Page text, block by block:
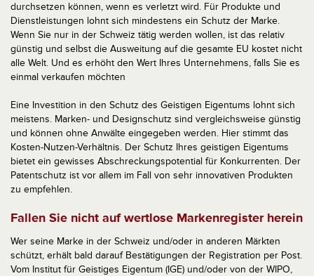
durchsetzen können, wenn es verletzt wird. Für Produkte und
Dienstleistungen lohnt sich mindestens ein Schutz der Marke.
Wenn Sie nur in der Schweiz tätig werden wollen, ist das relativ
günstig und selbst die Ausweitung auf die gesamte EU kostet nicht
alle Welt. Und es erhöht den Wert Ihres Unternehmens, falls Sie es
einmal verkaufen möchten
Eine Investition in den Schutz des Geistigen Eigentums lohnt sich
meistens. Marken- und Designschutz sind vergleichsweise günstig
und können ohne Anwälte eingegeben werden. Hier stimmt das
Kosten-Nutzen-Verhältnis. Der Schutz Ihres geistigen Eigentums
bietet ein gewisses Abschreckungspotential für Konkurrenten. Der
Patentschutz ist vor allem im Fall von sehr innovativen Produkten
zu empfehlen.
Fallen Sie nicht auf wertlose Markenregister herein
Wer seine Marke in der Schweiz und/oder in anderen Märkten
schützt, erhält bald darauf Bestätigungen der Registration per Post.
Vom Institut für Geistiges Eigentum (IGE) und/oder von der WIPO,